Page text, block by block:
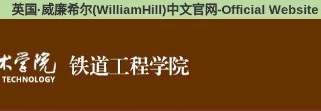
英国·威廉希尔(WilliamHill)中文官网-Official Website